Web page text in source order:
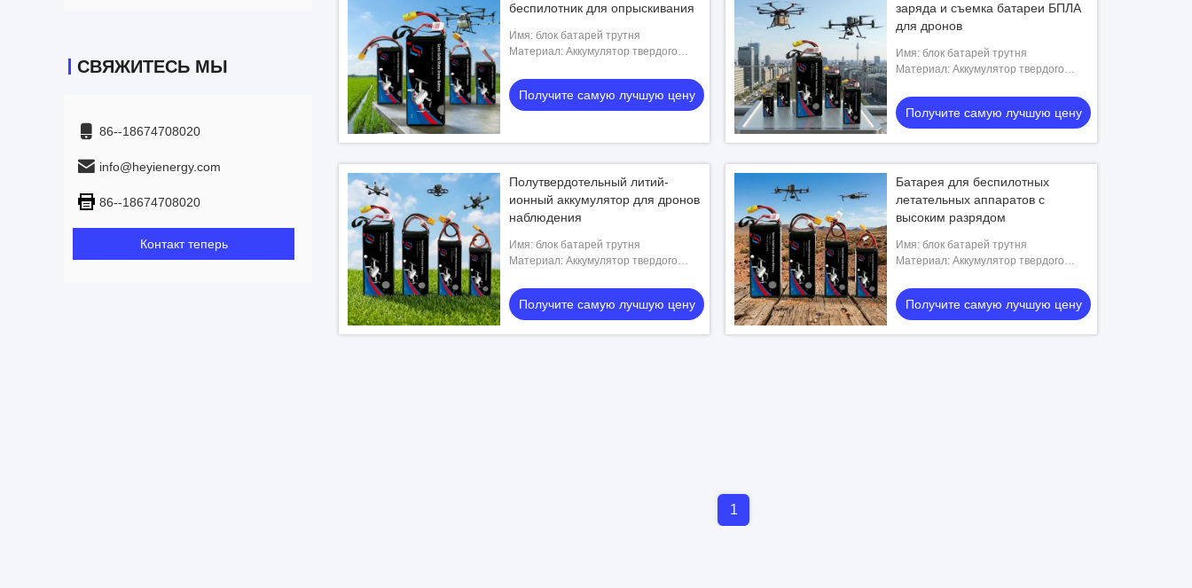
СВЯЖИТЕСЬ МЫ
86--18674708020
info@heyienergy.com
86--18674708020
Контакт теперь
беспилотник для опрыскивания
Имя: блок батарей трутня
Материал: Аккумулятор твердого
Получите самую лучшую цену
заряда и съемка батареи БПЛА
для дронов
Имя: блок батарей трутня
Материал: Аккумулятор твердого
Получите самую лучшую цену
Полутвердотельный литий-
ионный аккумулятор для дронов
наблюдения
Имя: блок батарей трутня
Материал: Аккумулятор твердого
Получите самую лучшую цену
Батарея для беспилотных
летательных аппаратов с
высоким разрядом
Имя: блок батарей трутня
Материал: Аккумулятор твердого
Получите самую лучшую цену
1